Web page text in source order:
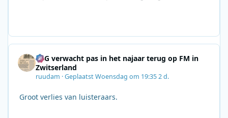
SRG verwacht pas in het najaar terug op FM in
Zwitserland
ruudam ·GeplaatstWoensdag om 19:352 d.
Groot verlies van luisteraars.